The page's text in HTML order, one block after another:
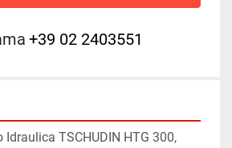
+39 02 2403551
TSCHUDIN HTG 300,